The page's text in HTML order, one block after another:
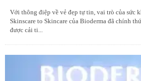
Với thông điệp về vẻ đẹp tự tin, vai trò của sức
Skinscare to Skincare của Bioderma đã chính
được cải ti...